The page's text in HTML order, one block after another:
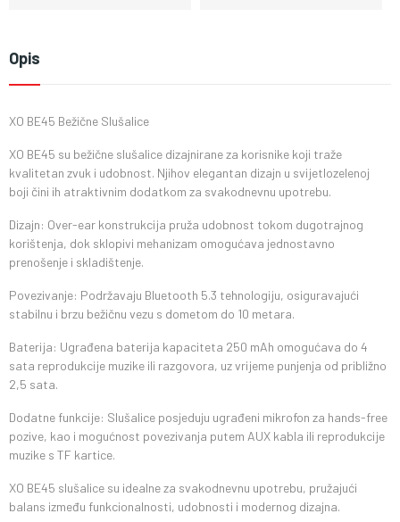
Opis
XO BE45 Bežične Slušalice
XO BE45 su bežične slušalice dizajnirane za korisnike koji traže
kvalitetan zvuk i udobnost. Njihov elegantan dizajn u svijetlozelenoj
boji čini ih atraktivnim dodatkom za svakodnevnu upotrebu.
Dizajn: Over-ear konstrukcija pruža udobnost tokom dugotrajnog
korištenja, dok sklopivi mehanizam omogućava jednostavno
prenošenje i skladištenje.
Povezivanje: Podržavaju Bluetooth 5.3 tehnologiju, osiguravajući
stabilnu i brzu bežičnu vezu s dometom do 10 metara.
Baterija: Ugrađena baterija kapaciteta 250 mAh omogućava do 4
sata reprodukcije muzike ili razgovora, uz vrijeme punjenja od približno
2,5 sata.
Dodatne funkcije: Slušalice posjeduju ugrađeni mikrofon za hands-free
pozive, kao i mogućnost povezivanja putem AUX kabla ili reprodukcije
muzike s TF kartice.
XO BE45 slušalice su idealne za svakodnevnu upotrebu, pružajući
balans između funkcionalnosti, udobnosti i modernog dizajna.